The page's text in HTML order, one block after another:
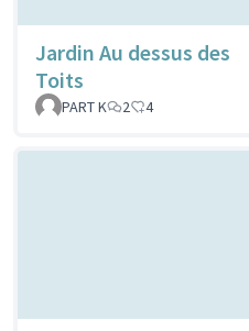
Jardin Au dessus des
Toits
PART K
2 4